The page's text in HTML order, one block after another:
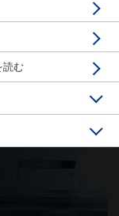
読む
シリーズ